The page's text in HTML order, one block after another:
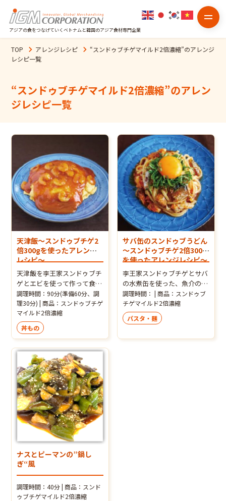
アジアの食をつなげていくベトナムと韓国のアジア食材専門企業
TOP アレンジレシピ “スンドゥブチゲマイルド2倍濃縮”のアレンジ
レシピ一覧
“スンドゥブチゲマイルド2倍濃縮”のアレン
ジレシピ一覧
天津飯～スンドゥブチゲ2
倍300gを使ったアレンジ
レシピ～
天津飯を李王家スンドゥブチ
ゲとエビを使って作って食べ
てみたら・・・止まらない美
味しさ！ 中華の天津飯、実は
生まれは日本。中国には天津
飯というメニューはないそ
う。このレシピでは、ご飯を
もスンドゥブチゲの素を使用
しているのでちょっぴりスパ
イシーなあんかけの餡は酸っ
ぱくなく、ご飯は口に入れる
とふわっと魚介の風味が広が
り、卵が絡むと、なんとまぁ
後引く美味しさ！
調理時間：90分(準備60分、調
理30分) | 商品：スンドゥブチゲ
マイルド2倍濃縮
丼もの
サバ缶のスンドゥブうどん
～スンドゥブチゲ2倍300g
を使ったアレンジレシピ～
李王家スンドゥブチゲとサバ
の水煮缶を使った、魚介の風
味たっぷりのおうどんです。
ピリ辛が夏にぴったり！パス
タソースとして使うのもよい
でしょう。
調理時間： | 商品：スンドゥブ
チゲマイルド2倍濃縮
パスタ・麺
ナスとピーマンの”鍋し
ぎ“風
調理時間：40分 | 商品：スンド
ゥブチゲマイルド2倍濃縮